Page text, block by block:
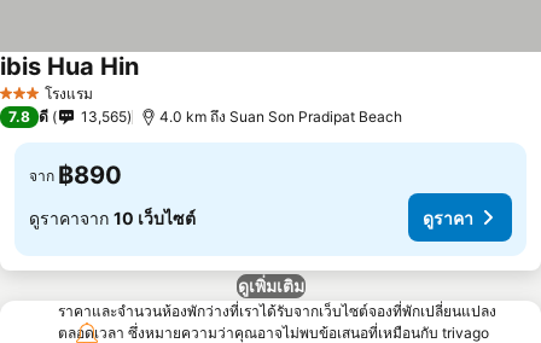
3 ดาว โรงแรม
ibis Hua Hin
7.8 ดี 13,565 4.0 km ถึง Suan Son Pradipat Beach
จาก ฿890
ดูราคาจาก 10 เว็บไซต์ ดูราคา
ดูเพิ่มเติม
ราคาและจำนวนห้องพักว่างที่เราได้รับจากเว็บไซต์จองที่พักเปลี่ยนแปลง
ตลอดเวลา ซึ่งหมายความว่าคุณอาจไม่พบข้อเสนอที่เหมือนกับ trivago